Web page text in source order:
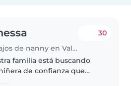
Trabajos de nanny en Valencia
30
familia está buscando
de confianza que